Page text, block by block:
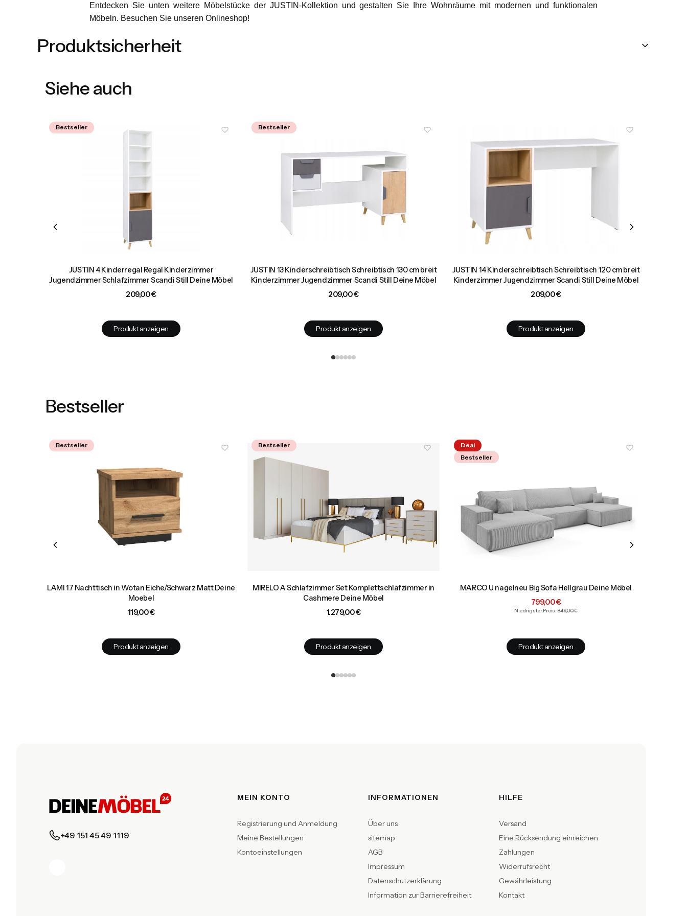
Entdecken Sie unten weitere Möbelstücke der JUSTIN-Kollektion und gestalten Sie Ihre Wohnräume mit modernen und funktionalen
Möbeln. Besuchen Sie unseren Onlineshop!
Produktsicherheit
Siehe auch
Bestseller
JUSTIN 4 Kinderregal Regal Kinderzimmer
Jugendzimmer Schlafzimmer Scandi Still Deine Möbel
Preis
209,00 €
Produkt anzeigen
Bestseller
JUSTIN 13 Kinderschreibtisch Schreibtisch 130 cm breit
Kinderzimmer Jugendzimmer Scandi Still Deine Möbel
Preis
209,00 €
Produkt anzeigen
JUSTIN 14 Kinderschreibtisch Schreibtisch 120 cm breit
Kinderzimmer Jugendzimmer Scandi Still Deine Möbel
Preis
209,00 €
Produkt anzeigen
Bestseller
Bestseller
LAMI 17 Nachttisch in Wotan Eiche/Schwarz Matt Deine
Moebel
Preis
119,00 €
Produkt anzeigen
Bestseller
MIRELO A Schlafzimmer Set Komplettschlafzimmer in
Cashmere Deine Möbel
Preis
1.279,00 €
Produkt anzeigen
Deal
Bestseller
MARCO U nagelneu Big Sofa Hellgrau Deine Möbel
Aktionspreis
799,00 €
Niedrigster Preis: 849,00 €
Produkt anzeigen
+49 151 45 49 1119
Fußzeilenmenü
MEIN KONTO
Registrierung und Anmeldung
Meine Bestellungen
Kontoeinstellungen
INFORMATIONEN
Über uns
sitemap
AGB
Impressum
Datenschutzerklärung
Information zur Barrierefreiheit
HILFE
Versand
Eine Rücksendung einreichen
Zahlungen
Widerrufsrecht
Gewährleistung
Kontakt